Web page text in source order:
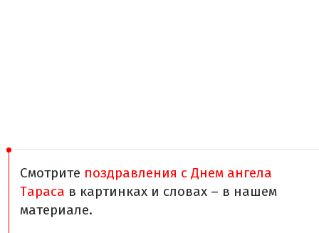
Смотрите поздравления с Днем ангела
Тараса в картинках и словах – в нашем
материале.